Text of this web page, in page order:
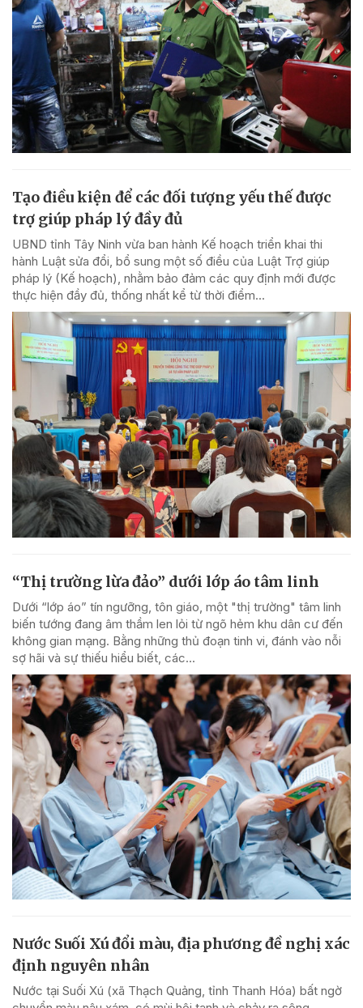
Tạo điều kiện để các đối tượng yếu thế được
trợ giúp pháp lý đầy đủ
UBND tỉnh Tây Ninh vừa ban hành Kế hoạch triển khai thi
hành Luật sửa đổi, bổ sung một số điều của Luật Trợ giúp
pháp lý (Kế hoạch), nhằm bảo đảm các quy định mới được
thực hiện đầy đủ, thống nhất kể từ thời điểm...
“Thị trường lừa đảo” dưới lớp áo tâm linh
Dưới “lớp áo” tín ngưỡng, tôn giáo, một "thị trường" tâm linh
biến tướng đang âm thầm len lỏi từ ngõ hẻm khu dân cư đến
không gian mạng. Bằng những thủ đoạn tinh vi, đánh vào nỗi
sợ hãi và sự thiếu hiểu biết, các...
Nước Suối Xú đổi màu, địa phương đề nghị xác
định nguyên nhân
Nước tại Suối Xú (xã Thạch Quảng, tỉnh Thanh Hóa) bất ngờ